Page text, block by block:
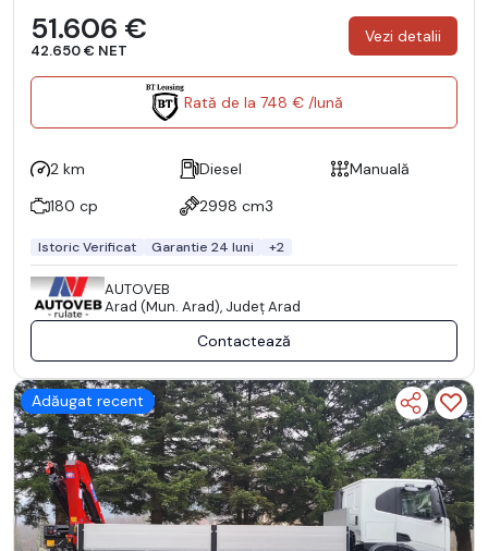
51.606 €
42.650 € NET
Vezi detalii
Rată de la 748 € /lună
2 km Diesel
Manuală
180 cp
2998 cm3
Istoric Verificat Garantie 24 luni +2
AUTOVEB
Arad (Mun. Arad), Județ Arad
Contactează
Adăugat recent